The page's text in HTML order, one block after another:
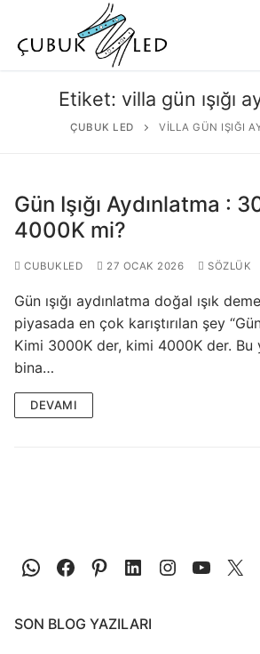
ÜRÜNLER
Sabit Gerilim Çubuk
Etiket: villa gün ışığı
ÇUBUK LED VILLA GÜN IŞIĞI
Gün Işığı Aydınlatma :
4000K mi?
CUBUKLED 27 OCAK 2026 SÖZLÜK
Gün ışığı aydınlatma doğal ışık
piyasada en çok karıştırılan şey “Gün
Kimi 3000K der, kimi 4000K der. Bu
bina…
DEVAMI
SON BLOG YAZILARI